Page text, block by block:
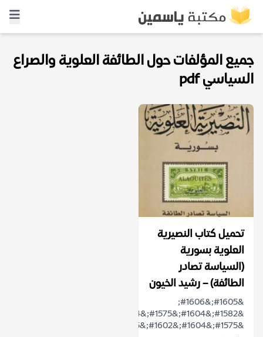
جميع المؤلفات حول الطائفة العلوية والصراع
السياسي pdf
تحميل كتاب النصيرية
العلوية بسورية
(السياسة تصادر
الطائفة) – رشيد الخيون
&#1605;&#1606;
&#1575;&#1604;&#1602;&#1585;&#1575;&...